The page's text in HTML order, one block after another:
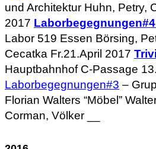
und Architektur Huhn, Petry,
2017
Labor 519 Essen Börsing,
Cecatka Fr.21.April 2017
Hauptbahnhof C-Passage
Laborbegegnungen#3 –
Florian Walters “Möbel”
Corman, Völker __